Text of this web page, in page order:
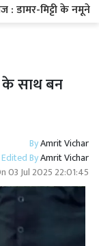
मिट्टी के नमूने
के साथ बन
ByAmrit Vichar
Edited ByAmrit Vichar
03 Jul 2025 22:01:45